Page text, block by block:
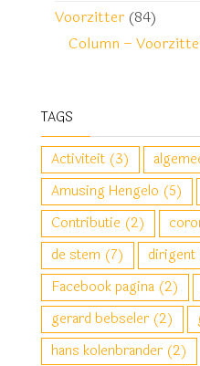
Voorzitter (84)
Column –
TAGS
Activiteit (3)
Amusing Hengelo (5)
Contributie (2)
de stem (7) dirigent
Facebook pagina (2)
gerard bebseler (2)
hans kolenbrander (2)